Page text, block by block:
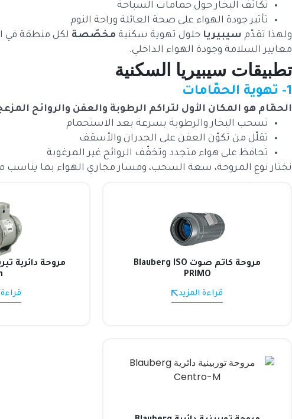
تكاثف البخار حول حمامات السباحة
تأثير جودة الهواء على صحة العائلة وراحة النوم
ولهذا تقدّم سيبيريا حلول تهوية سكنية مخصّصة لكل منطقة في
معايير السلامة وجودة الهواء الداخلي.
تطبيقات سيبيريا السكنية
1- تهوية الحمّامات
الحمّام هو المكان الأول لتراكم الرطوبة والعفن والروائح
تسحب البخار والرطوبة بسرعة بعد الاستحمام
تقلّل من تكوّن العفن على الجدران والأسقف
تحافظ على هواء متجدد وتخفّف الروائح غير المرغوبة
نختار نوع المروحة، سعة السحب، ومسار مجاري الهواء بما يناسب
مروحة كاتم صوت Blauberg ISO
PRIMO
قراءة المزيد قراءة